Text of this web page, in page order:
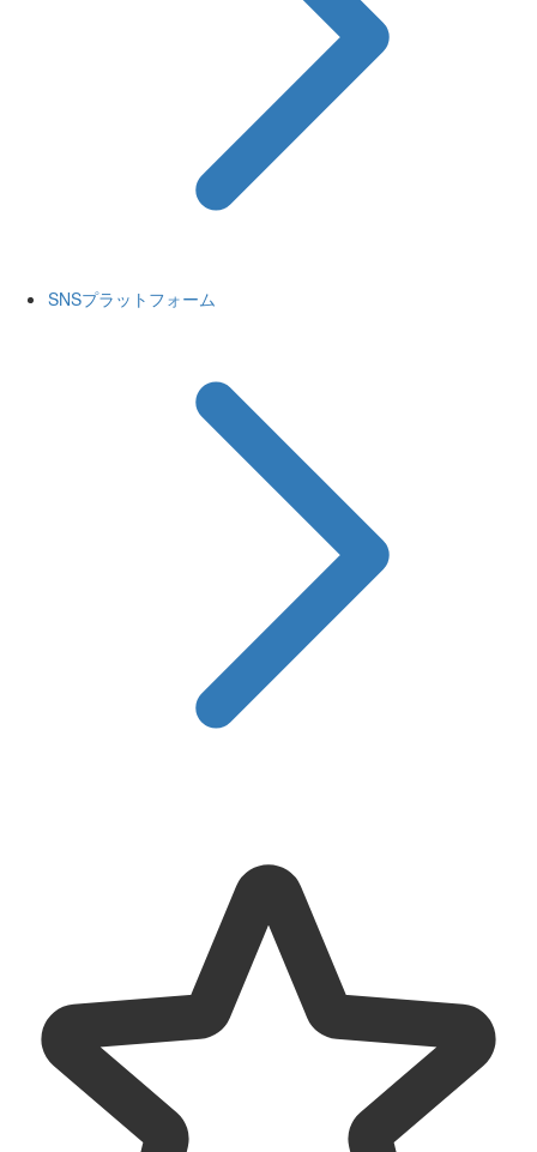
SNSプラットフォーム